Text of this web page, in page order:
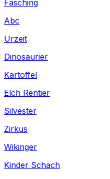
Fasching
Abc
Urzeit
Dinosaurier
Kartoffel
Elch Rentier
Silvester
Zirkus
Wikinger
Kinder Schach